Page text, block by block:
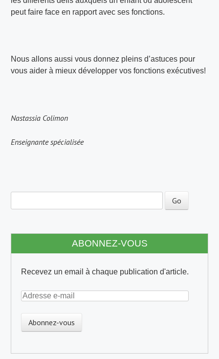
peut faire face en rapport avec ses fonctions.
Nous allons aussi vous donnez pleins d’astuces pour
vous aider à mieux développer vos fonctions exécutives!
Nastassia Colimon
Enseignante spécialisée
ABONNEZ-VOUS
Recevez un email à chaque publication d'article.
A
e
s